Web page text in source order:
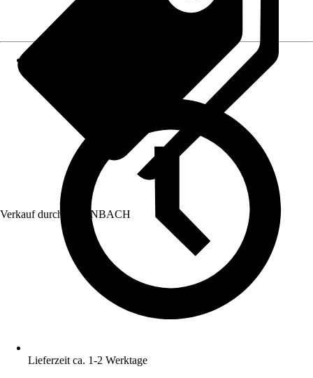
Verkauf durch: HORNBACH
Lieferzeit ca. 1-2 Werktage